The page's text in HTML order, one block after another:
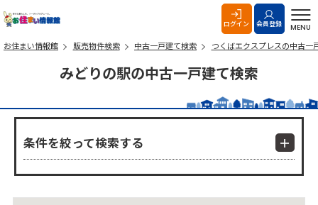
ログイン 会員登録 MENU
お住まい情報館 販売物件検索 中古一戸建て検索 つくばエクスプレスの中古一
みどりの駅の中古一戸建て検索
条件を絞って検索する